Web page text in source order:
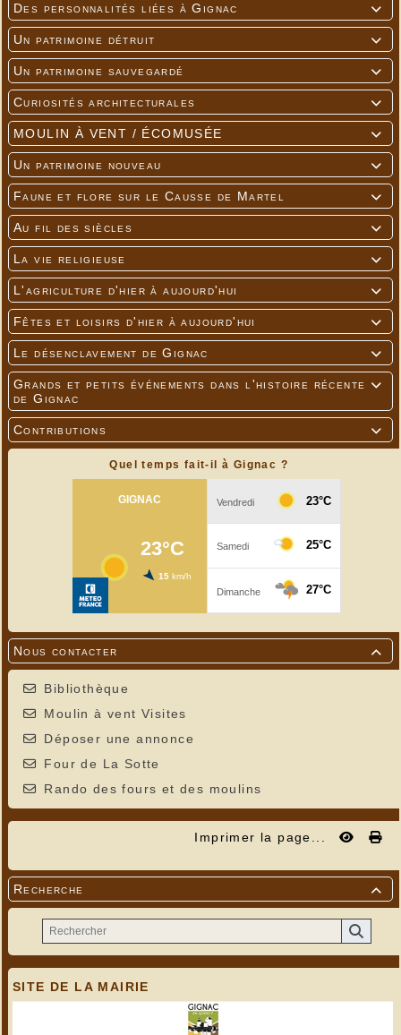

Des personnalités liées à Gignac

Un patrimoine détruit

Un patrimoine sauvegardé

Curiosités architecturales

MOULIN À VENT / ÉCOMUSÉE

Un patrimoine nouveau

Faune et flore sur le Causse de Martel

Au fil des siècles

La vie religieuse

L'agriculture d'hier à aujourd'hui

Fêtes et loisirs d'hier à aujourd'hui

Le désenclavement de Gignac

Grands et petits événements dans l'histoire récente
de Gignac

Contributions
Quel temps fait-il à Gignac ?

Nous contacter
Bibliothèque
Moulin à vent Visites
Déposer une annonce
Four de La Sotte
Rando des fours et des moulins
Imprimer la page...

Recherche
SITE DE LA MAIRIE